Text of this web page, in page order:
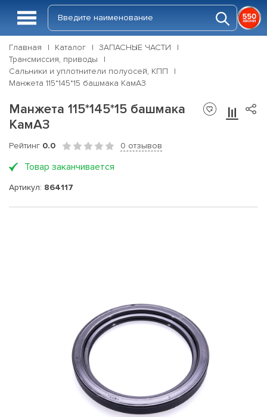
Главная Каталог
ЗАПАСНЫЕ ЧАСТИ
Трансмиссия, приводы
Сальники и уплотнители полуосей, КПП
Манжета 115*145*15 башмака КамАЗ
Манжета 115*145*15 башмака
КамАЗ
Рейтинг 0.0 0 отзывов
Товар заканчивается
Артикул: 864117